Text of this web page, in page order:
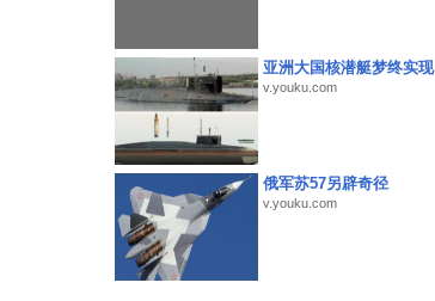
亚洲大国核潜艇梦终实现
v.youku.com
俄军苏57另辟奇径
v.youku.com